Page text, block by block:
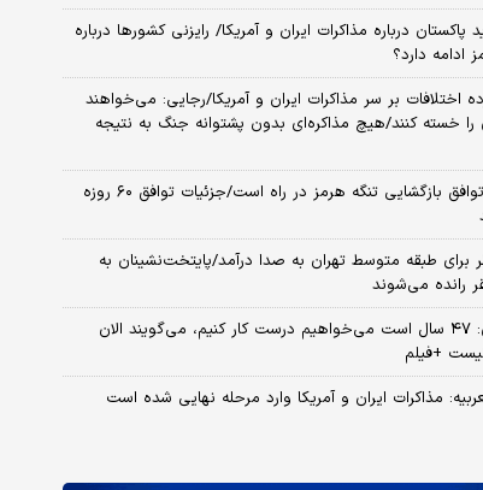
پاکستان درباره مذاکرات ایران و آمریکا/ رایزنی کشورها درباره
ادامه دارد؟
اختلافات بر سر مذاکرات ایران و آمریکا/رجایی: می‌خواهند
را خسته کنند/هیچ مذاکره‌ای بدون پشتوانه جنگ به نتیجه
العربیه: توافق بازگشایی تنگه هرمز در راه است/جزئیات توافق ۶۰ روزه
برای طبقه متوسط تهران به صدا درآمد/پایتخت‌نشینان به
رانده می‌شوند
پزشکیان: ۴۷ سال است می‌خواهیم درست کار کنیم، می‌گویند الان
+فیلم
مذاکرات ایران و آمریکا وارد مرحله نهایی شده است